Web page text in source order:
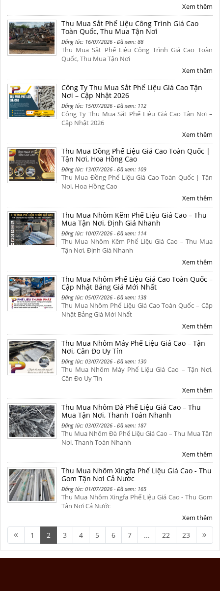
Xem thêm
Thu Mua Sắt Phế Liệu Công Trình Giá Cao
Toàn Quốc, Thu Mua Tận Nơi
Đăng lúc: 16/07/2026 - Đã xem: 88
Thu Mua Sắt Phế Liệu Công Trình Giá Cao Toàn
Quốc, Thu Mua Tận Nơi
Xem thêm
Công Ty Thu Mua Sắt Phế Liệu Giá Cao Tận
Nơi – Cập Nhật 2026
Đăng lúc: 15/07/2026 - Đã xem: 112
Công Ty Thu Mua Sắt Phế Liệu Giá Cao Tận Nơi –
Cập Nhật 2026
Xem thêm
Thu Mua Đồng Phế Liệu Giá Cao Toàn Quốc |
Tận Nơi, Hoa Hồng Cao
Đăng lúc: 13/07/2026 - Đã xem: 109
Thu Mua Đồng Phế Liệu Giá Cao Toàn Quốc | Tận
Nơi, Hoa Hồng Cao
Xem thêm
Thu Mua Nhôm Kẽm Phế Liệu Giá Cao – Thu
Mua Tận Nơi, Định Giá Nhanh
Đăng lúc: 10/07/2026 - Đã xem: 114
Thu Mua Nhôm Kẽm Phế Liệu Giá Cao – Thu Mua
Tận Nơi, Định Giá Nhanh
Xem thêm
Thu Mua Nhôm Phế Liệu Giá Cao Toàn Quốc –
Cập Nhật Bảng Giá Mới Nhất
Đăng lúc: 05/07/2026 - Đã xem: 138
Thu Mua Nhôm Phế Liệu Giá Cao Toàn Quốc – Cập
Nhật Bảng Giá Mới Nhất
Xem thêm
Thu Mua Nhôm Máy Phế Liệu Giá Cao – Tận
Nơi, Cân Đo Uy Tín
Đăng lúc: 03/07/2026 - Đã xem: 130
Thu Mua Nhôm Máy Phế Liệu Giá Cao – Tận Nơi,
Cân Đo Uy Tín
Xem thêm
Thu Mua Nhôm Đà Phế Liệu Giá Cao – Thu
Mua Tận Nơi, Thanh Toán Nhanh
Đăng lúc: 03/07/2026 - Đã xem: 187
Thu Mua Nhôm Đà Phế Liệu Giá Cao – Thu Mua Tận
Nơi, Thanh Toán Nhanh
Xem thêm
Thu Mua Nhôm Xingfa Phế Liệu Giá Cao - Thu
Gom Tận Nơi Cả Nước
Đăng lúc: 01/07/2026 - Đã xem: 165
Thu Mua Nhôm Xingfa Phế Liệu Giá Cao - Thu Gom
Tận Nơi Cả Nước
Xem thêm
1 2 3 4 5 6 7 ... 22 23